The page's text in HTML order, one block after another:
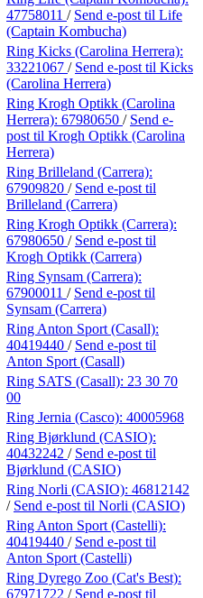
47758011 / Send e-post til Life
(Captain Kombucha)
Ring Kicks (Carolina Herrera):
33221067 / Send e-post til Kicks
(Carolina Herrera)
Ring Krogh Optikk (Carolina
Herrera): 67980650 / Send e-
post til Krogh Optikk (Carolina
Herrera)
Ring Brilleland (Carrera):
67909820 / Send e-post til
Brilleland (Carrera)
Ring Krogh Optikk (Carrera):
67980650 / Send e-post til
Krogh Optikk (Carrera)
Ring Synsam (Carrera):
67900011 / Send e-post til
Synsam (Carrera)
Ring Anton Sport (Casall):
40419440 / Send e-post til
Anton Sport (Casall)
Ring SATS (Casall): 23 30 70
00
Ring Jernia (Casco): 40005968
Ring Bjørklund (CASIO):
40432242 / Send e-post til
Bjørklund (CASIO)
Ring Norli (CASIO): 46812142
/ Send e-post til Norli (CASIO)
Ring Anton Sport (Castelli):
40419440 / Send e-post til
Anton Sport (Castelli)
Ring Dyrego Zoo (Cat's Best):
67971722 / Send e-post til